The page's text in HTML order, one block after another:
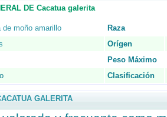
DE Cacatua galerita
de moño amarillo
Raza
Orígen
Peso Máximo
Clasificación
GALERITA